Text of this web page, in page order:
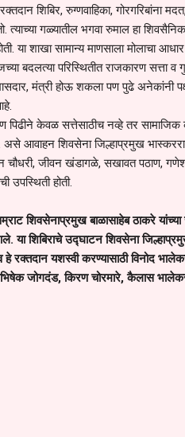
शिबिर, रुग्णवाहिका,
त्याच्या गळ्यातील भगवा रुमाल हा
या शाखा सामान्य माणसाला मोलाचा आधार
बदलत्या परिस्थितीत राजकारण सत्ता व
मंत्री होऊ शकला पण पुढे अनेकांनी पक्ष
पिढीने केवळ सत्तेसाठीच नव्हे तर सामाजिक
असे आवाहन शिवसेना जिल्हाप्रमुख
चौधरी, जीवन खंडागळे, सखावत पठाण,
उपस्थिती होती.
शिवसेनाप्रमुख बाळासाहेब ठाकरे
या शिबिराचे उद्घाटन शिवसेना
हे रक्तदान यशस्वी करण्यासाठी विनोद
जोगदंड, किरण चोरमारे, कैलास